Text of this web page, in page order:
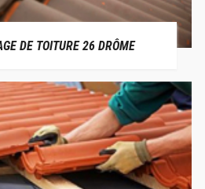
DE TOITURE 26 DRÔME